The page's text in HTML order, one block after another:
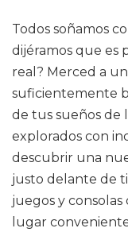
Todos soñamos
dijéramos que es
real? Merced a
suficientemente
de tus sueños de
explorados con
descubrir una
justo delante de
juegos y consolas
lugar